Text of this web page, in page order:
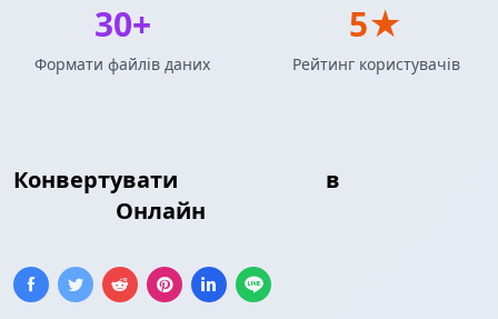
Конвертувати в
Онлайн
30+
Формати файлів даних
5★
Рейтинг користувачів